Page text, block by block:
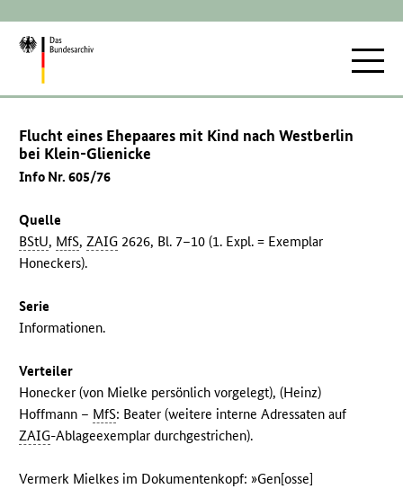
Zur
Flucht eines Ehepaares mit Kind nach Westberlin
bei Klein-Glienicke
Info Nr. 605/76
Quelle
BStU, MfS,ZAIG 2626, Bl. 7–10 (1. Expl. = Exemplar
Honeckers).
Serie
Informationen.
Verteiler
Honecker (von Mielke persönlich vorgelegt), (Heinz)
Hoffmann – MfS: Beater (weitere interne Adressaten auf
ZAIG-Ablageexemplar durchgestrichen).
Vermerk Mielkes im Dokumentenkopf: »Gen[osse]